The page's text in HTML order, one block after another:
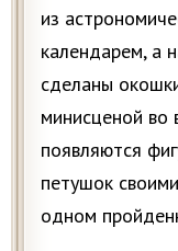
из
календарем, а
сделаны
минисценой во
появляются
петушок
одном